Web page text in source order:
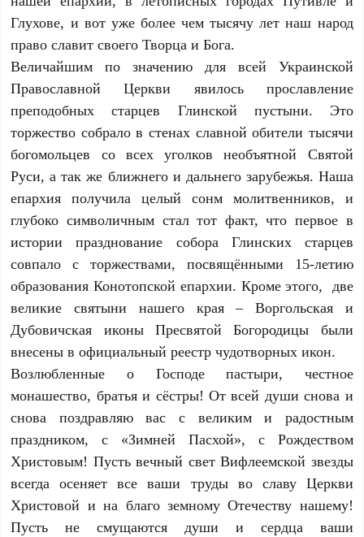
Глухове, и вот уже более чем тысячу лет наш народ
право славит своего Творца и Бога.
Величайшим по значению для всей Украинской
Православной Церкви явилось прославление
преподобных старцев Глинской пустыни. Это
торжество собрало в стенах славной обители тысячи
богомольцев со всех уголков необъятной Святой
Руси, а так же ближнего и дальнего зарубежья. Наша
епархия получила целый сонм молитвенников, и
глубоко символичным стал тот факт, что первое в
истории празднование собора Глинских старцев
совпало с торжествами, посвящёнными 15-летию
образования Конотопской епархии. Кроме этого, две
великие святыни нашего края – Воргольская и
Дубовичская иконы Пресвятой Богородицы были
внесены в официальный реестр чудотворных икон.
Возлюбленные о Господе пастыри, честное
монашество, братья и сёстры! От всей души снова и
снова поздравляю вас с великим и радостным
праздником, с «Зимней Пасхой», с Рождеством
Христовым! Пусть вечный свет Вифлеемской звезды
всегда осеняет все ваши труды во славу Церкви
Христовой и на благо земному Отечеству нашему!
Пусть не смущаются души и сердца ваши